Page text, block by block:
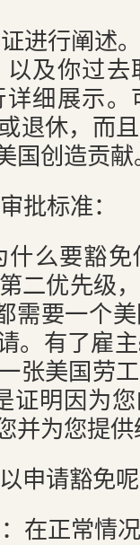
进行阐述
及你过
细展示
退休，而
国创造贡献
批标准：
么要豁
二优先级
需要一个
。有了雇
张美国劳
证明因为
并为您提
申请豁免
在正常情